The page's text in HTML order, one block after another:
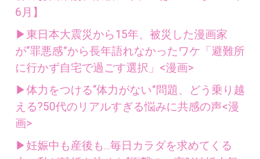
6月】
▶東日本大震災から15年、被災した漫画家
が“罪悪感”から長年語れなかったワケ「避難所
に行かず自宅で過ごす選択」<漫画>
▶体力をつける“体力がない”問題、どう乗り越
える?50代のリアルすぎる悩みに共感の声<漫
画>
▶妊娠中も産後も...毎日カラダを求めてくる